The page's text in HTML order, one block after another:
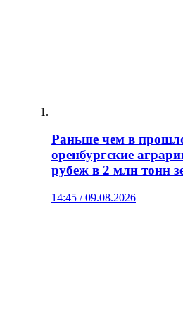
Раньше чем в
оренбургские
рубеж в 2 млн тонн
14:45 / 09.08.2026